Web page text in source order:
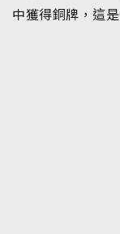
中獲得銅牌，這